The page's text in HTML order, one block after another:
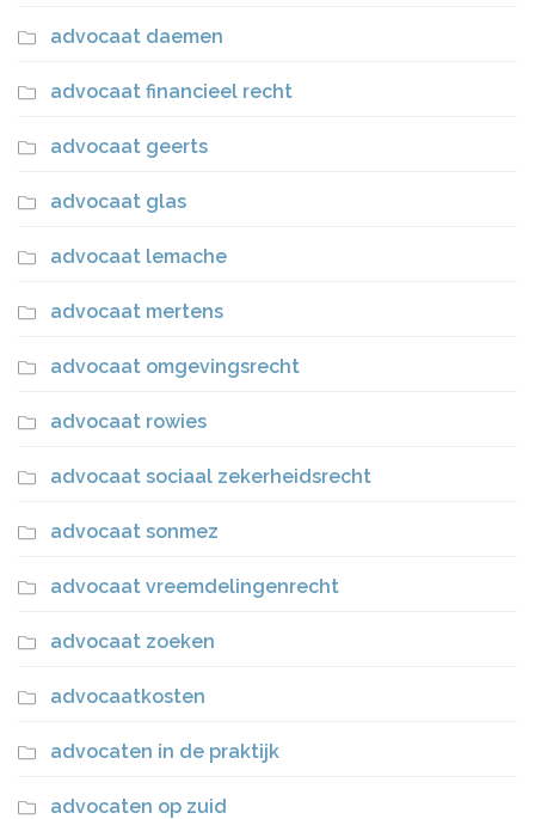
advocaat daemen
advocaat financieel recht
advocaat geerts
advocaat glas
advocaat lemache
advocaat mertens
advocaat omgevingsrecht
advocaat rowies
advocaat sociaal zekerheidsrecht
advocaat sonmez
advocaat vreemdelingenrecht
advocaat zoeken
advocaatkosten
advocaten in de praktijk
advocaten op zuid